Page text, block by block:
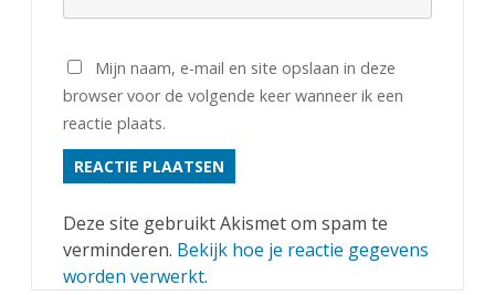
Mijn naam, e-mail en site opslaan in deze
browser voor de volgende keer wanneer ik een
reactie plaats.
Deze site gebruikt Akismet om spam te
verminderen. Bekijk hoe je reactie gegevens
worden verwerkt.